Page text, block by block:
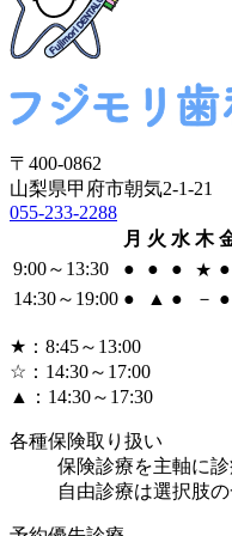
〒400-0862
山梨県甲府市朝気2-1-21
055-233-2288
月 火 水 木
9:00～13:30
● ● ● ★ ●
14:30～19:00 ● ▲ ● － ●
★ ：8:45～13:00
☆ ：14:30～17:00
▲
：14:30～17:30
各種保険取り扱い
保険診療を主軸に診
自由診療は選択肢